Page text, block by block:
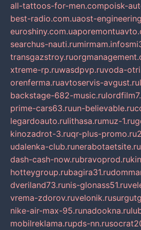
all-tattoos-for-men.compoisk-
best-radio.com.uaost-
euroshiny.com.ua
searchus-nauti.rumirmam.info
transgazstroy.ru
xtreme-rp.ruwasdpvp.ruvoda-
orenferma.ruavtoservis-avgust.ru
backstage-682-music.ru
prime-cars63.ruun-believable.ru
legardoauto.rulithasa.rumuz-1.ru
kinozadrot-3.ruqr-plus-promo.ru
udalenka-club.runerabotaetsite.ru
dash-cash-now.rubravoprod.ru
hotteygroup.rubagira31.ru
dveriland73.runis-glonass51.ru
vrema-zdorov.ruvelonik.ru
nike-air-max-95.runadookna.ru
mobilreklama.rupds-nn.ru